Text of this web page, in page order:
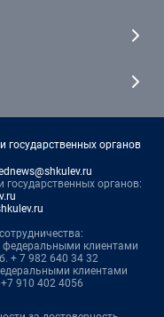
государственных органов
органов:
клиентами
+ 7 982 640 34 32
клиентами
910 402 4056